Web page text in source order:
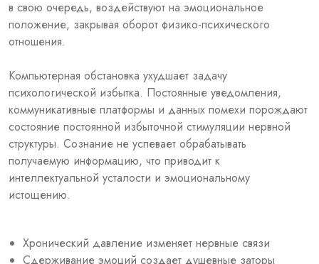
в свою очередь, воздействуют на эмоциональное
положение, закрывая оборот физико-психического
отношения.
Компьютерная обстановка ухудшает задачу
психологической избытка. Постоянные уведомления,
коммуникативные платформы и данных помехи порождают
состояние постоянной избыточной стимуляции нервной
структуры. Сознание не успевает обрабатывать
получаемую информацию, что приводит к
интеллектуальной усталости и эмоциональному
истощению.
Хронический давление изменяет нервные связи
Сдерживание эмоций создает душевные заторы